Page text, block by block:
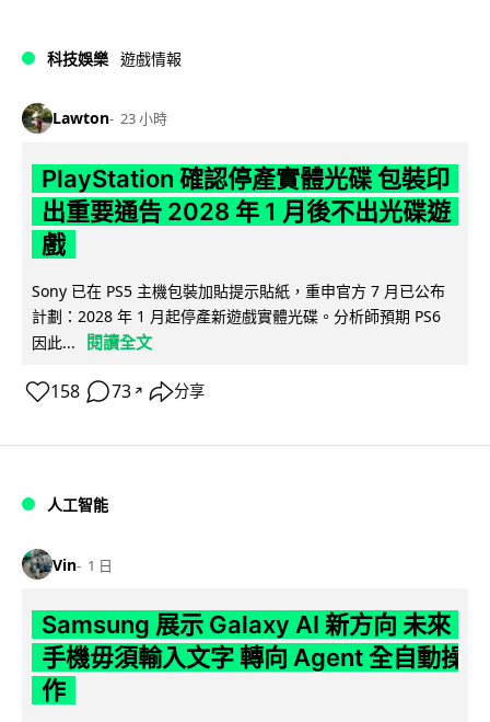
科技娛樂 遊戲情報
Lawton 23 小時
PlayStation 確認停產實體光碟 包裝印
出重要通告 2028 年 1 月後不出光碟遊
戲
Sony 已在 PS5 主機包裝加貼提示貼紙，重申官方 7 月已公布
計劃：2028 年 1 月起停產新遊戲實體光碟。分析師預期 PS6
因此...
閱讀全文
158 73 ↗ 分享
人工智能
Vin 1 日
Samsung 展示 Galaxy AI 新方向 未來
手機毋須輸入文字 轉向 Agent 全自動操
作